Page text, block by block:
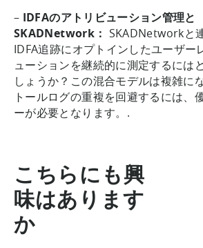
– IDFAのアトリビューション管理と
SKADNetwork： SKADNetworkと
IDFA追跡にオプトインしたユーザー
ューションを継続的に測定するには
しょうか？この混合モデルは複雑に
トールログの重複を回避するには、
ーが必要となります。.
こちらにも興
味はあります
か